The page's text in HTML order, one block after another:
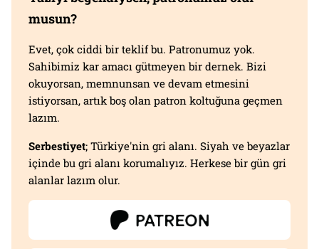
musun?
Evet, çok ciddi bir teklif bu. Patronumuz yok.
Sahibimiz kar amacı gütmeyen bir dernek. Bizi
okuyorsan, memnunsan ve devam etmesini
istiyorsan, artık boş olan patron koltuğuna geçmen
lazım.
Serbestiyet; Türkiye'nin gri alanı. Siyah ve beyazlar
içinde bu gri alanı korumalıyız. Herkese bir gün gri
alanlar lazım olur.